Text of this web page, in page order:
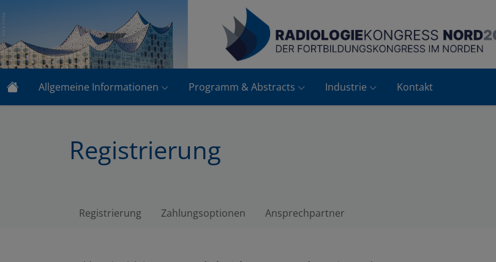
Allgemeine Informationen Programm & Abstracts Industrie Kontakt
Registrierung
Registrierung Zahlungsoptionen Ansprechpartner